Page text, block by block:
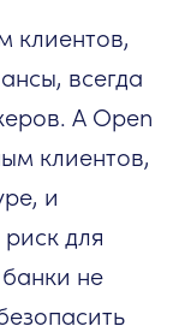
клиентов,
всегда
А Open
клиентов,
и
для
не